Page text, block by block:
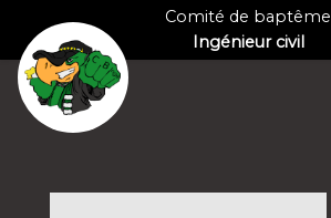
Comité de baptême
Ingénieur civil